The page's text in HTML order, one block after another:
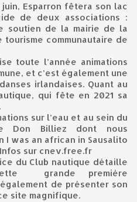
de deux associations :
soutien de la mairie de la
communautaire de
toute l’année animations
et c’est également une
irlandaises. Quant au
qui fête en 2021 sa
sur l’eau et au sein du
Don Billiez dont nous
was an african in Sausalito
sur cnev.free.fr
du Club nautique détaille
grande première
de présenter son
site magnifique.